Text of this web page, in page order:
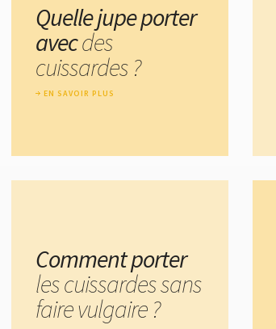
Quelle jupe porter
avecdes
cuissardes ?
EN SAVOIR PLUS
Comment porter
les cuissardes sans
faire vulgaire ?